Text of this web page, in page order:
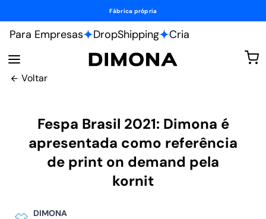
Fábrica própria
Para Empresas DropShipping Cria
Voltar
Fespa Brasil 2021: Dimona é
apresentada como referência
de print on demand pela
kornit
DIMONA